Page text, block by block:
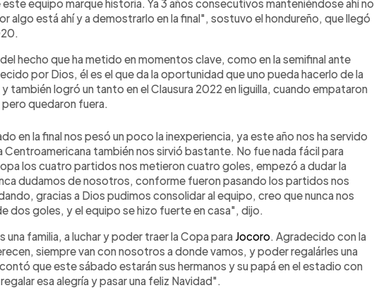
equipo marque historia. Ya 3 años consecutivos manteniéndose ahí no
algo está ahí y a demostrarlo en la final", sostuvo el hondureño, que llegó
hecho que ha metido en momentos clave, como en la semifinal ante
por Dios, él es el que da la oportunidad que uno pueda hacerlo de la
también logró un tanto en el Clausura 2022 en liguilla, cuando empataron
quedaron fuera.
en la final nos pesó un poco la inexperiencia, ya este año nos ha servido
Centroamericana también nos sirvió bastante. No fue nada fácil para
los cuatro partidos nos metieron cuatro goles, empezó a dudar la
dudamos de nosotros, conforme fueron pasando los partidos nos
gracias a Dios pudimos consolidar al equipo, creo que nunca nos
dos goles, y el equipo se hizo fuerte en casa", dijo.
una familia, a luchar y poder traer la Copa para Jocoro . Agradecido con la
siempre van con nosotros a donde vamos, y poder regalárles una
que este sábado estarán sus hermanos y su papá en el estadio con
esa alegría y pasar una feliz Navidad".